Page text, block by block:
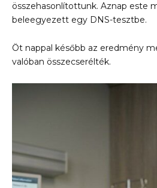
összehasonlítottunk. Aznap este
beleegyezett egy DNS-tesztbe.
Öt nappal később az eredmény
valóban összecserélték.